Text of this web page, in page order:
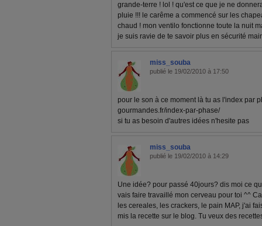
grande-terre ! lol ! qu'est ce que je ne
pluie !!! le carême a commencé sur les
chaud ! mon ventilo fonctionne toute la nuit
je suis ravie de te savoir plus en sécurité
miss_souba
publié le 19/02/2010 à 17:50
pour le son à ce moment là tu as l'index par
gourmandes.fr/index-par-phase/
si tu as besoin d'autres idées n'hesite pas
miss_souba
publié le 19/02/2010 à 14:29
Une idée? pour passé 40jours? dis moi ce
vais faire travaillé mon cerveau pour toi ^^
les cereales, les crackers, le pain MAP, j'ai
mis la recette sur le blog. Tu veux des